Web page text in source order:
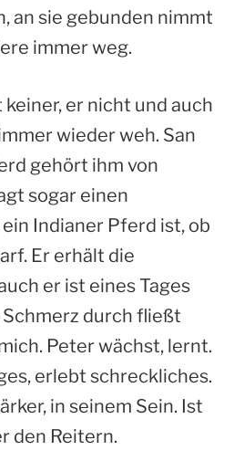
an sie gebunden nimmt
immer weg.
er nicht und auch
wieder weh. San
gehört ihm von
sogar einen
Indianer Pferd ist, ob
Er erhält die
er ist eines Tages
durch fließt
Peter wächst, lernt.
erlebt schreckliches.
in seinem Sein. Ist
den Reitern.